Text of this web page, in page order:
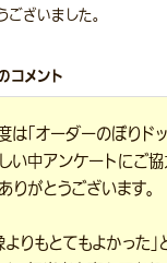
ございました。
コメント
は「オーダーのぼりド
い中アンケートにご協
りがとうございます。
よりもとてもよかった」